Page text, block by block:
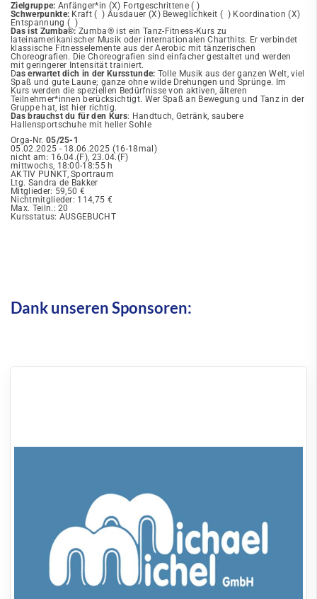
Zielgruppe: Anfänger*in (X) Fortgeschrittene ( )
Schwerpunkte: Kraft ( ) Ausdauer (X) Beweglichkeit ( ) Koordination (X)
Entspannung ( )
Das ist Zumba®: Zumba® ist ein Tanz-Fitness-Kurs zu
lateinamerikanischer Musik oder internationalen Charthits. Er verbindet
klassische Fitnesselemente aus der Aerobic mit tänzerischen
Choreografien. Die Choreografien sind einfacher gestaltet und werden
mit geringerer Intensität trainiert.
Das erwartet dich in der Kursstunde: Tolle Musik aus der ganzen Welt, viel
Spaß und gute Laune; ganze ohne wilde Drehungen und Sprünge. Im
Kurs werden die speziellen Bedürfnisse von aktiven, älteren
Teilnehmer*innen berücksichtigt. Wer Spaß an Bewegung und Tanz in der
Gruppe hat, ist hier richtig.
Das brauchst du für den Kurs: Handtuch, Getränk, saubere
Hallensportschuhe mit heller Sohle
Orga-Nr. 05/25-1
05.02.2025 - 18.06.2025 (16-18mal)
nicht am: 16.04.(F), 23.04.(F)
mittwochs, 18:00-18:55 h
AKTIV PUNKT, Sportraum
Ltg. Sandra de Bakker
Mitglieder: 59,50 €
Nichtmitglieder: 114,75 €
Max. Teiln.: 20
Kursstatus: AUSGEBUCHT
Dank unseren Sponsoren: